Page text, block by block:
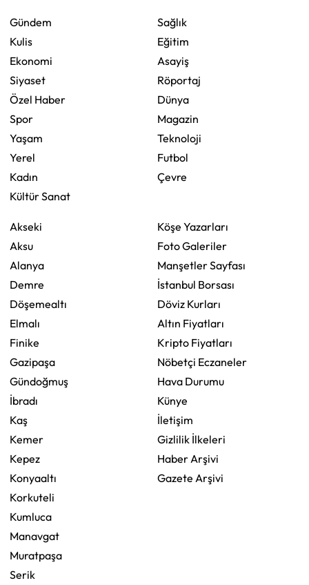
Gündem
Kulis
Ekonomi
Siyaset
Özel Haber
Spor
Yaşam
Yerel
Kadın
Kültür Sanat
Sağlık
Eğitim
Asayiş
Röportaj
Dünya
Magazin
Teknoloji
Futbol
Çevre
Akseki
Aksu
Alanya
Demre
Döşemealtı
Elmalı
Finike
Gazipaşa
Gündoğmuş
İbradı
Kaş
Kemer
Kepez
Konyaaltı
Korkuteli
Kumluca
Manavgat
Muratpaşa
Serik
Köşe Yazarları
Foto Galeriler
Manşetler Sayfası
İstanbul Borsası
Döviz Kurları
Altın Fiyatları
Kripto Fiyatları
Nöbetçi Eczaneler
Hava Durumu
Künye
İletişim
Gizlilik İlkeleri
Haber Arşivi
Gazete Arşivi